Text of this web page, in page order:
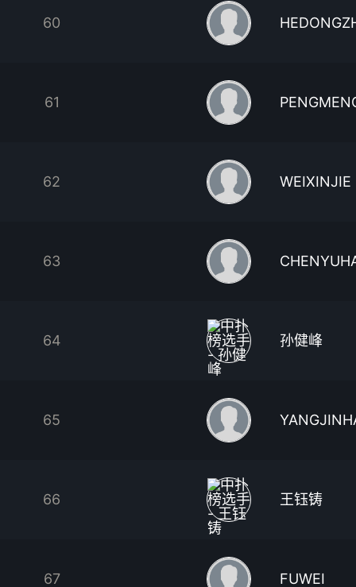
60
61
62 WEIXINJIE
63
64 孙健峰
65
66 王钰铸
67 FUWEI